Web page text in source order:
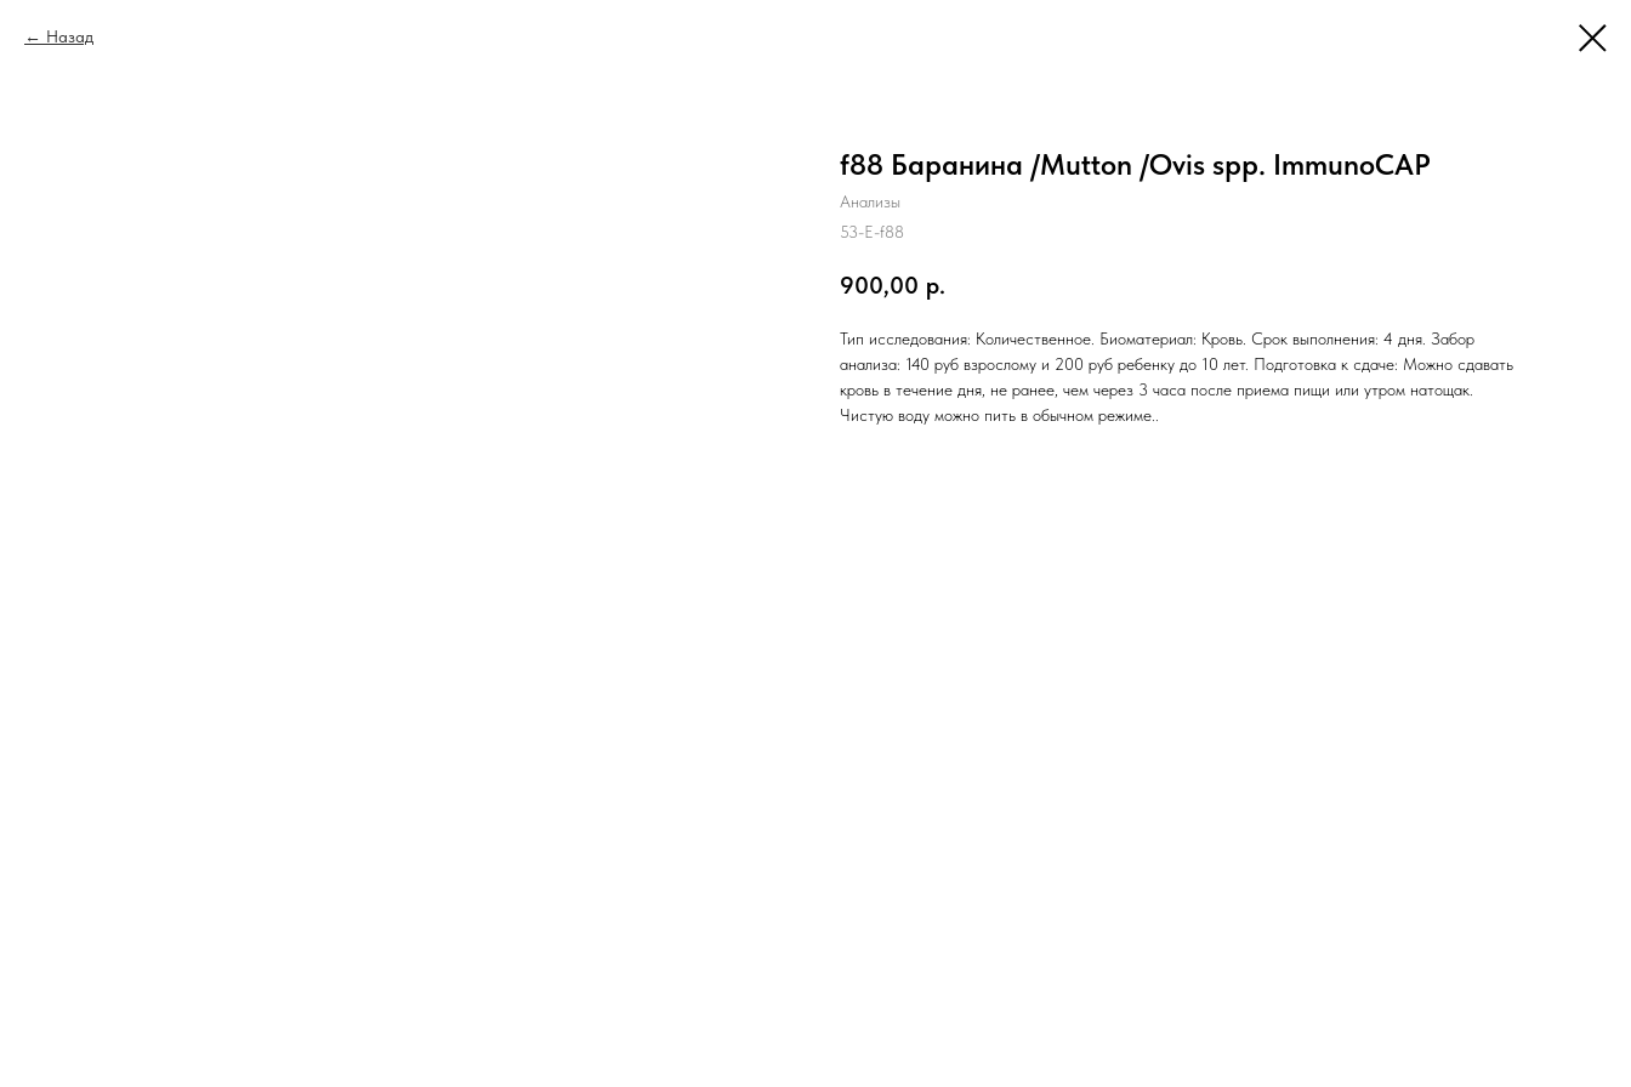
Назад
f88 Баранина /Mutton /Ovis spp. ImmunoCAP
Анализы
53-E-f88
900,00 р.
Тип исследования: Количественное. Биоматериал: Кровь. Срок выполнения: 4 дня. Забор
анализа: 140 руб взрослому и 200 руб ребенку до 10 лет. Подготовка к сдаче: Можно сдавать
кровь в течение дня, не ранее, чем через 3 часа после приема пищи или утром натощак.
Чистую воду можно пить в обычном режиме..